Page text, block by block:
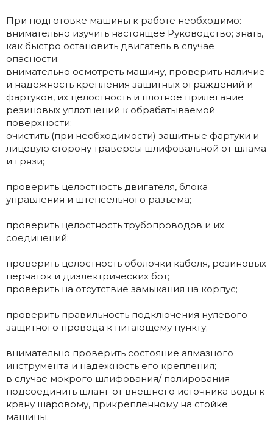
При подготовке машины к работе необходимо:
внимательно изучить настоящее Руководство; знать,
как быстро остановить двигатель в случае
опасности;
внимательно осмотреть машину, проверить наличие
и надежность крепления защитных ограждений и
фартуков, их целостность и плотное прилегание
резиновых уплотнений к обрабатываемой
поверхности;
очистить (при необходимости) защитные фартуки и
лицевую сторону траверсы шлифовальной от шлама
и грязи;
проверить целостность двигателя, блока
управления и штепсельного разъема;
проверить целостность трубопроводов и их
соединений;
проверить целостность оболочки кабеля, резиновых
перчаток и диэлектрических бот;
проверить на отсутствие замыкания на корпус;
проверить правильность подключения нулевого
защитного провода к питающему пункту;
внимательно проверить состояние алмазного
инструмента и надежность его крепления;
в случае мокрого шлифования/ полирования
подсоединить шланг от внешнего источника воды к
крану шаровому, прикрепленному на стойке
машины.